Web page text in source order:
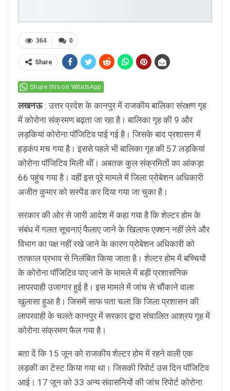
0
364
Share
Share this on WhatsApp
लखनऊ: उत्तर प्रदेश के कानपुर में राजकीय बालिका संरक्षण गृह
में कोरोना संक्रमण बढ़ता जा रहा है। बालिका गृह की 9 और
लड़कियां कोरोना पॉजिटिव पाई गई है। जिसके बाद प्रशासन में
हड़कंप मच गया है। इससे पहले भी बालिका गृह की 57 लड़कियां
कोरोना पॉजिटिव मिली थीं। अबतक कुल संक्रमितों का आंकड़ा
66 पहुंच गया है। वहीं इस पूरे मामले में जिला प्रोबेशन अधिकारी
अजीत कुमार को सस्पेंड कर दिया गया जा चुका है।
सरकार की ओर से जारी आदेश में कहा गया है कि शेल्टर होम के
संबंध में गलत सूचनाएं फैलाए जाने के खिलाफ एक्शन नहीं लेने और
विभाग का पक्ष नहीं रखे जाने के कारण प्रोबेशन अधिकारी को
तत्काल प्रभाव से निलंबित किया जाता है। शेल्टर होम में बच्चियों
के कोरोना पॉजिटिव पाए जाने के मामले में बड़ी प्रशासनिक
लापरवाही उजागार हुई है। इस मामले में जांच से चौंकाने वाला
खुलासा हुआ है। जिसमें साफ पता चला कि जिला प्रशासन की
लापरवाही के चलते कानपुर में सरकार द्वारा संचालित आश्रय गृह में
कोरोना संक्रमण फैल गया है।
बता दें कि 15 जून को राजकीय शेल्टर होम में रहने वाली एक
लड़की का टेस्ट किया गया था। जिसकी रिपोर्ट उस दिन पॉजिटिव
आई। 17 जून को 33 अन्य संवासनियों की जांच रिपोर्ट कोरोना